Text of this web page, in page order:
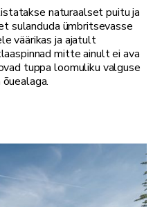
naturaalset puitu ja
sulanduda ümbritsevasse
väärikas ja ajatult
mitte ainult ei ava
tuppa loomuliku valguse